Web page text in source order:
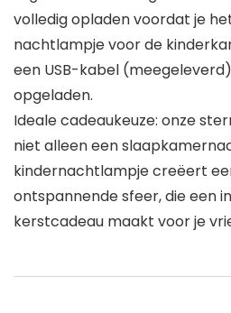
volledig opladen voordat je
nachtlampje voor de
een USB-kabel
opgeladen.
Ideale cadeaukeuze: onze
niet alleen een
kindernachtlampje creëert
ontspannende sfeer, die een
kerstcadeau maakt voor je